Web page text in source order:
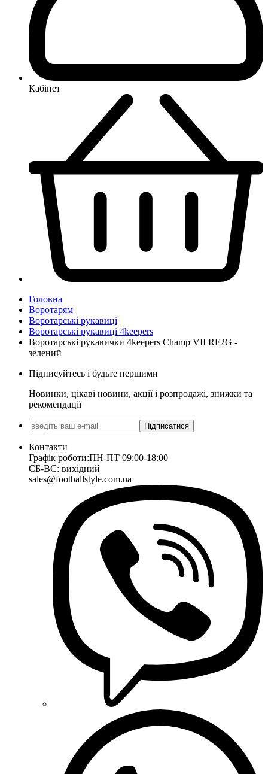
Кабінет
Головна
Воротарям
Воротарські рукавиці
Воротарські рукавиці 4keepers
Воротарські рукавички 4keepers Champ VII RF2G -
зелений
Підписуйтесь і будьте першими
Новинки, цікаві новини, акції і розпродажі, знижки та
рекомендації
Підписатися
Контакти
Графік роботи:ПН-ПТ 09:00-18:00
СБ-ВС: вихідний
sales@footballstyle.com.ua